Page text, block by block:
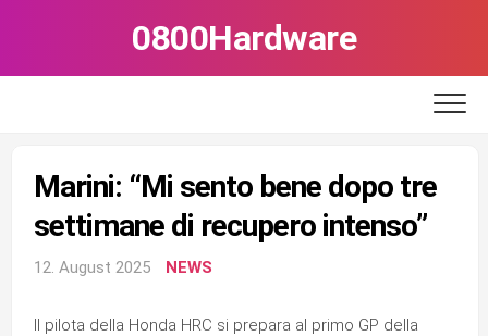
0800Hardware
Marini: “Mi sento bene dopo tre
settimane di recupero intenso”
12. August 2025 NEWS
Il pilota della Honda HRC si prepara al primo GP della